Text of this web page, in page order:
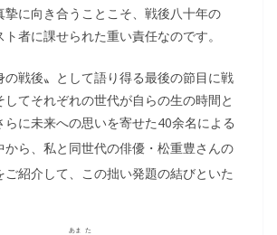
摯に向き合うことこそ、戦後八十年の
者に課せられた重い責任なのです。
戦後〟として語り得る最後の節目に戦
てそれぞれの世代が自らの生の時間と
に未来への思いを寄せた40余名による
から、私と同世代の俳優・松重豊さんの
ご紹介して、この拙い発題の結びといた
あま た